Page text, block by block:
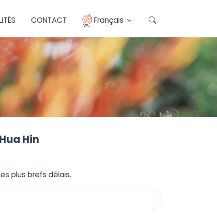
CONTACT Français
Hin
plus brefs délais.